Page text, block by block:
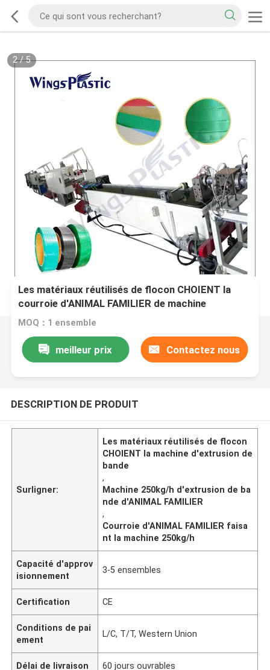
2/5
Les matériaux réutilisés de flocon CHOIENT la
courroie d'ANIMAL FAMILIER de machine
d'extrusion de bande faisant la machine
MOQ：1 ensemble
meilleur prix Contactez nous
DESCRIPTION DE PRODUIT
Surligner:
Les matériaux réutilisés de flocon
CHOIENT la machine d'extrusion de
bande
,
Machine 250kg/h d'extrusion de ba
nde d'ANIMAL FAMILIER
,
Courroie d'ANIMAL FAMILIER faisa
nt la machine 250kg/h
Capacité d'approv
isionnement
3-5 ensembles
Certification CE
Conditions de pai
ement
L/C, T/T, Western Union
Délai de livraison 60 jours ouvrables